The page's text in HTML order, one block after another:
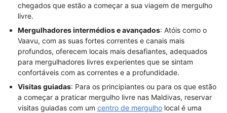
chegados que estão a começar a sua viagem de mergulho
livre.
Mergulhadores intermédios e avançados: Atóis como o
Vaavu, com as suas fortes correntes e canais mais
profundos, oferecem locais mais desafiantes, adequados
para mergulhadores livres experientes que se sintam
confortáveis com as correntes e a profundidade.
Visitas guiadas: Para os principiantes ou para os que estão
a começar a praticar mergulho livre nas Maldivas, reservar
visitas guiadas com um centro de mergulho local é uma